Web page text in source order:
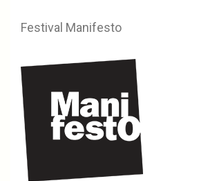
Festival Manifesto
2020